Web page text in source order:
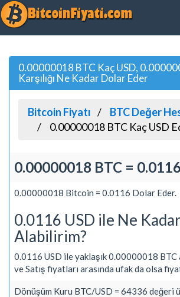
0.00000018 BTC Kaç USD,
Karşılığı Ne Kadar Dolar Eder
Bitcoin Fiyatı
BTC Değer
0.00000018 BTC Kaç USD
0.00000018 BTC =
0.00000018 Bitcoin = 0.0116 Dolar Eder.
0.0116 USD ile Ne
Alabilirim?
0.0116 USD ile yaklaşık 0.00000018 BTC
ve Satış fiyatları arasında ufak da olsa
Dönüşüm Kuru BTC/USD = 64336 değeri